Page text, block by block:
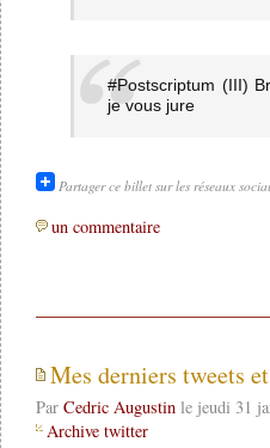
#Postscriptum (III)
je vous jure
Partager ce billet sur les réseaux
un commentaire
Mes derniers tweets
Par Cedric Augustinle jeudi 31
Archive twitter